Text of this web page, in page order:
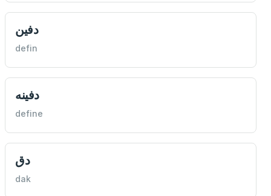
دفين
defin
دفينه
define
دق
dak